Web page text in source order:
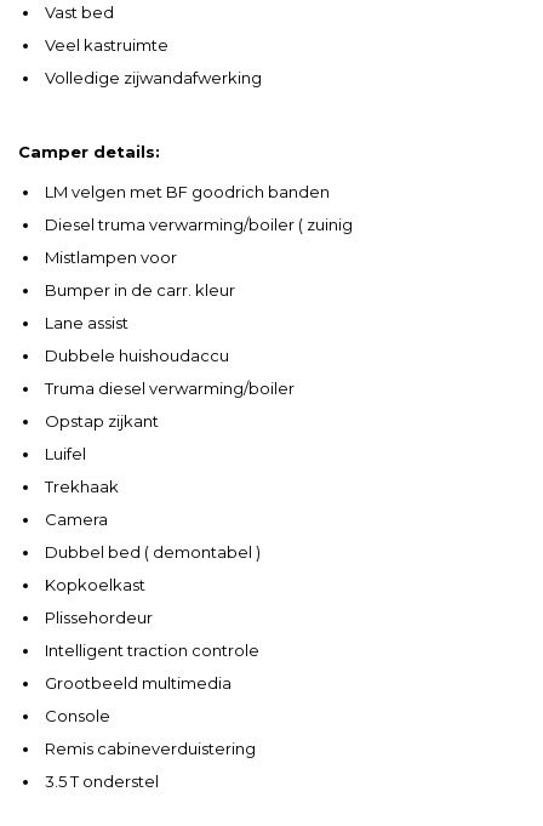
Vast bed
Veel kastruimte
Volledige zijwandafwerking
Camper details:
LM velgen met BF goodrich banden
Diesel truma verwarming/boiler ( zuinig
Mistlampen voor
Bumper in de carr. kleur
Lane assist
Dubbele huishoudaccu
Truma diesel verwarming/boiler
Opstap zijkant
Luifel
Trekhaak
Camera
Dubbel bed ( demontabel )
Kopkoelkast
Plissehordeur
Intelligent traction controle
Grootbeeld multimedia
Console
Remis cabineverduistering
3.5 T onderstel